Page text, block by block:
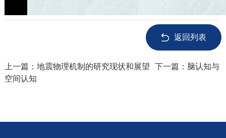
返回列表
上一篇： 地震物理机制的研究现状和展望 下一篇： 脑认知与
空间认知